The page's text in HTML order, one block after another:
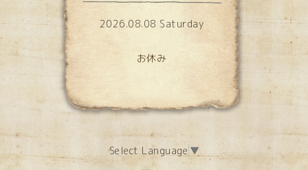
2026.08.08 Saturday
お休み
Select Language ▼